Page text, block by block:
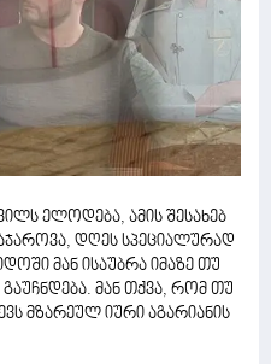
ელოდება, ამის შესახებ
დღეს სპეციალურად
მან ისაუბრა იმაზე თუ
მან თქვა, რომ თუ
მზარეულ იური აგარიანის